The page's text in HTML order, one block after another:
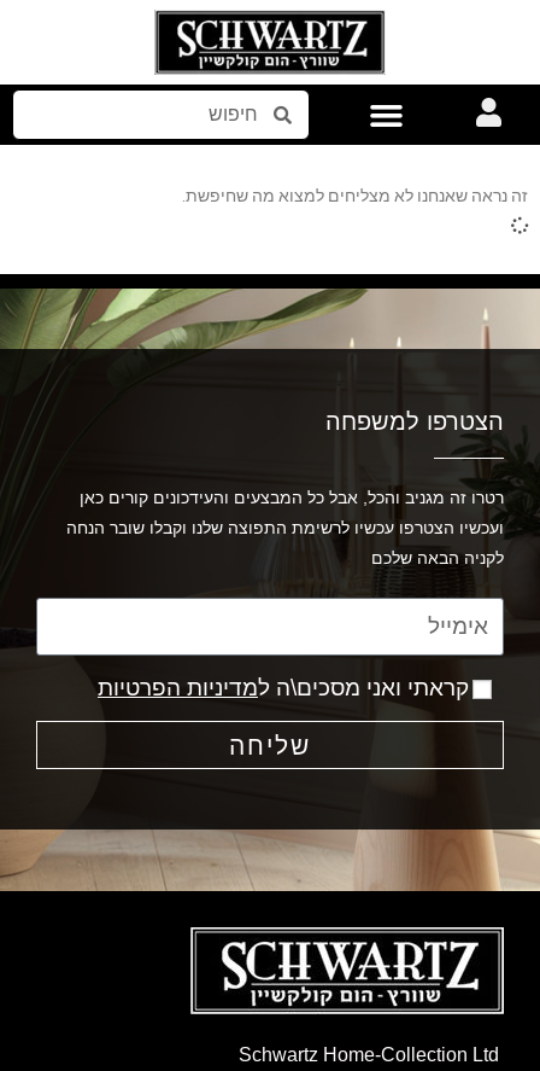
זה נראה שאנחנו לא מצליחים למצוא מה שחיפשת.
הצטרפו למשפחה
רטרו זה מגניב והכל, אבל כל המבצעים והעידכונים קורים כאן
ועכשיו הצטרפו עכשיו לרשימת התפוצה שלנו וקבלו שובר הנחה
לקניה הבאה שלכם
קראתי ואני מסכים\ה למדיניות הפרטיות
שליחה